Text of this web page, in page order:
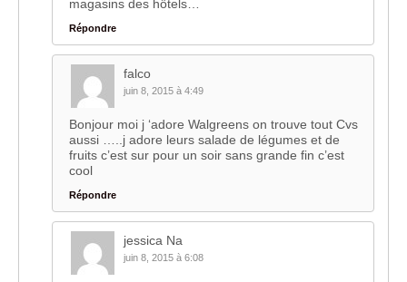
magasins des hôtels…
Répondre
falco
juin 8, 2015 à 4:49
Bonjour moi j ‘adore Walgreens on trouve tout Cvs
aussi …..j adore leurs salade de légumes et de
fruits c’est sur pour un soir sans grande fin c’est
cool
Répondre
jessica Na
juin 8, 2015 à 6:08